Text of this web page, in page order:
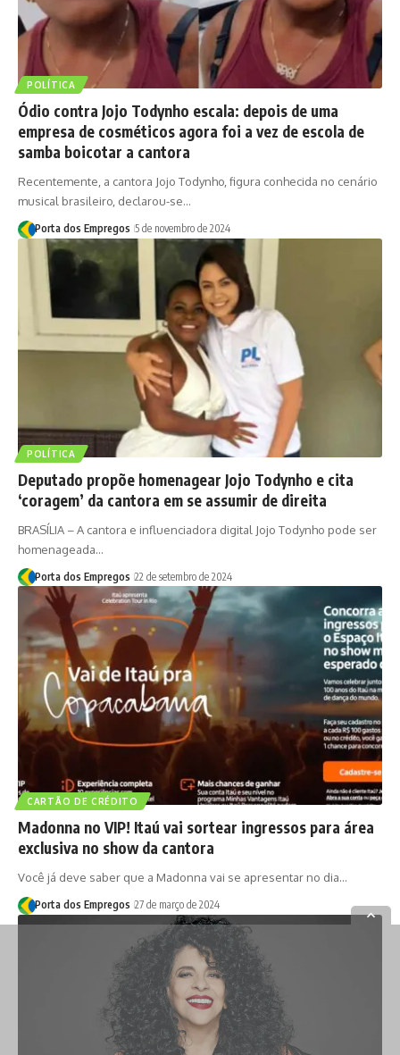
POLÍTICA
Ódio contra Jojo Todynho escala: depois de uma
empresa de cosméticos agora foi a vez de escola de
samba boicotar a cantora
Recentemente, a cantora Jojo Todynho, figura conhecida no cenário
musical brasileiro, declarou-se…
Porta dos Empregos 5 de novembro de 2024
POLÍTICA
Deputado propõe homenagear Jojo Todynho e cita
‘coragem’ da cantora em se assumir de direita
BRASÍLIA – A cantora e influenciadora digital Jojo Todynho pode ser
homenageada…
Porta dos Empregos 22 de setembro de 2024
CARTÃO DE CRÉDITO
Madonna no VIP! Itaú vai sortear ingressos para área
exclusiva no show da cantora
Você já deve saber que a Madonna vai se apresentar no dia…
Porta dos Empregos 27 de março de 2024